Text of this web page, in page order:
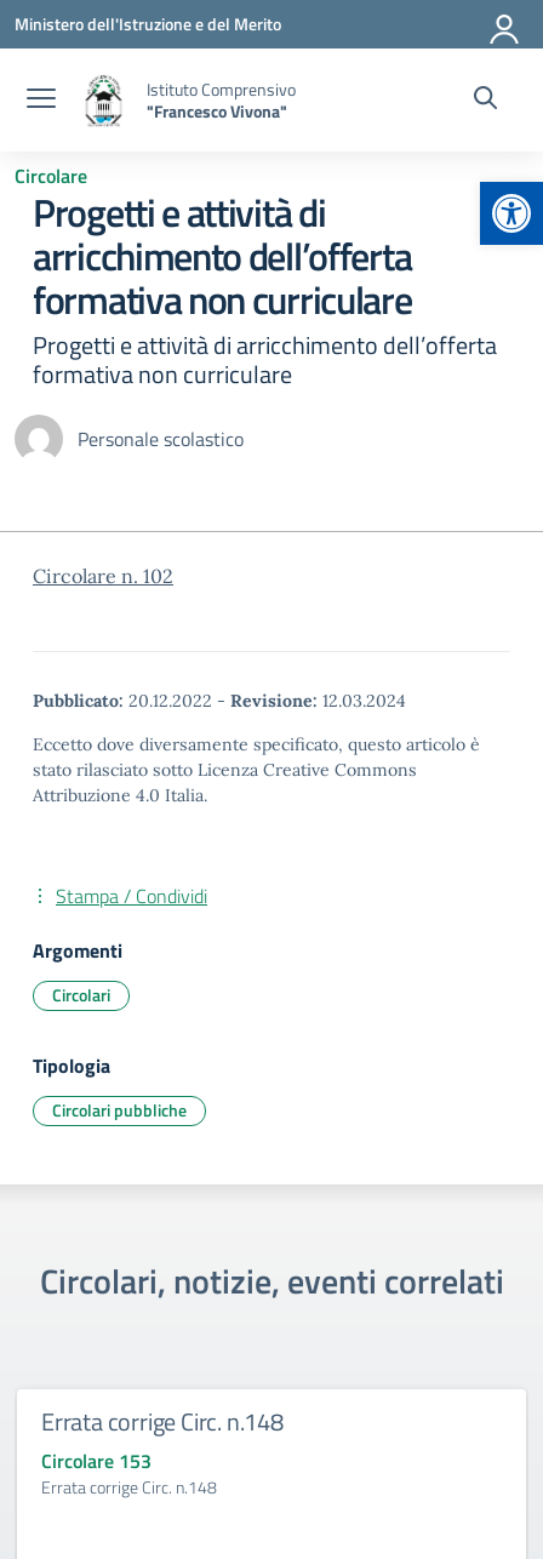
Vai ai contenuti
Vai al menu di navigazione
Vai al footer
Ministero dell'Istruzione e del Merito
Istituto Comprensivo
"Francesco Vivona"
Circolare
Progetti e attività di
arricchimento dell’offerta
formativa non curriculare
Progetti e attività di arricchimento dell’offerta
formativa non curriculare
Personale scolastico
Circolare n. 102
Pubblicato: 20.12.2022 - Revisione: 12.03.2024
Eccetto dove diversamente specificato, questo articolo è
stato rilasciato sotto Licenza Creative Commons
Attribuzione 4.0 Italia.
Stampa / Condividi
Argomenti
Circolari
Tipologia
Circolari pubbliche
Circolari, notizie, eventi correlati
Errata corrige Circ. n.148
Circolare 153
Errata corrige Circ. n.148